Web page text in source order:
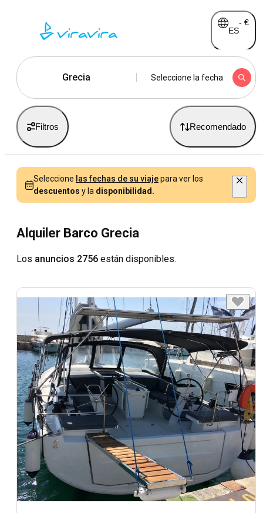
ES
- €
Grecia Seleccione la fecha
Filtros Recomendado
Seleccione las fechas de su viajepara ver los
descuentos y la disponibilidad.
Alquiler Barco Grecia
Los anuncios 2756 están disponibles.